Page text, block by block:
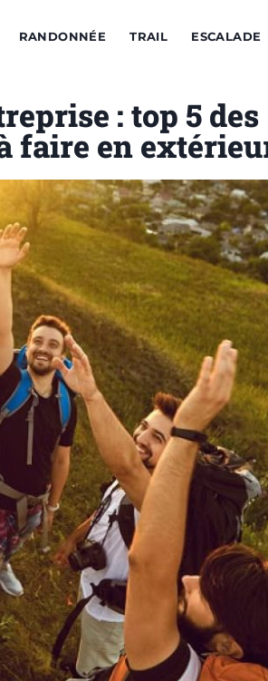
RANDONNÉE TRAIL ESCALADE
: top 5 des
faire en